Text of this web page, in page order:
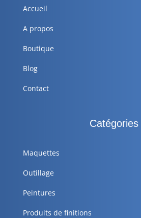
Accueil
A propos
Boutique
Blog
Contact
Catégories
Maquettes
Outillage
Peintures
Produits de finitions